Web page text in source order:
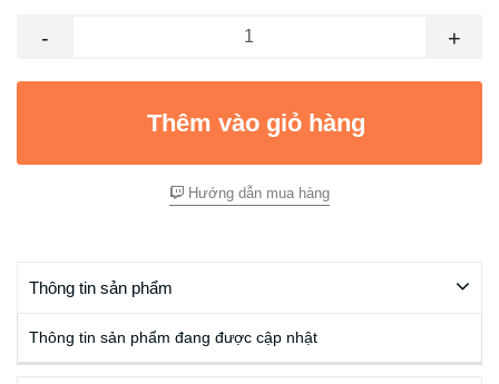
- +
Thêm vào giỏ hàng
Hướng dẫn mua hàng
Thông tin sản phẩm
Thông tin sản phẩm đang được cập nhật